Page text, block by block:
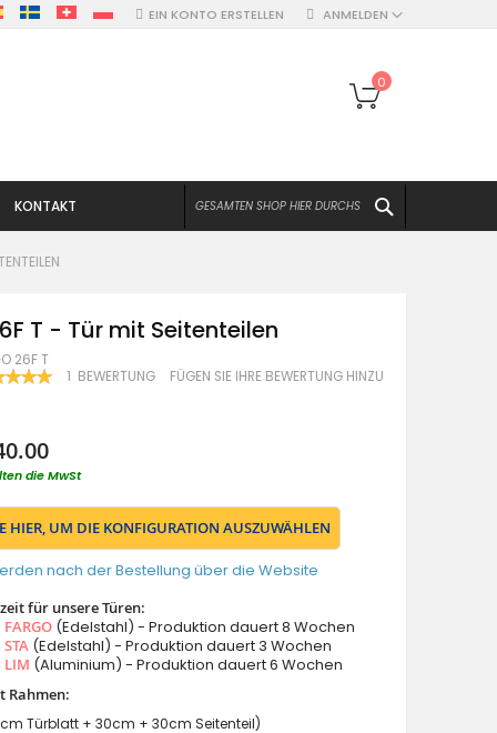
ANMELDEN
EIN KONTO ERSTELLEN
Mein
0
KONTAKT
T - Tür mit Seitenteilen
26F T
100
1 BEWERTUNG FÜGEN SIE IHRE BEWERTUNG HINZU
die MwSt
HIER, UM DIE KONFIGURATION AUSZUWÄHLEN
nach der Bestellung über die Website
für unsere Türen:
FARGO (Edelstahl) - Produktion dauert 8 Wochen
STA (Edelstahl) - Produktion dauert 3 Wochen
LIM (Aluminium) - Produktion dauert 6 Wochen
Rahmen:
Türblatt + 30cm + 30cm Seitenteil)